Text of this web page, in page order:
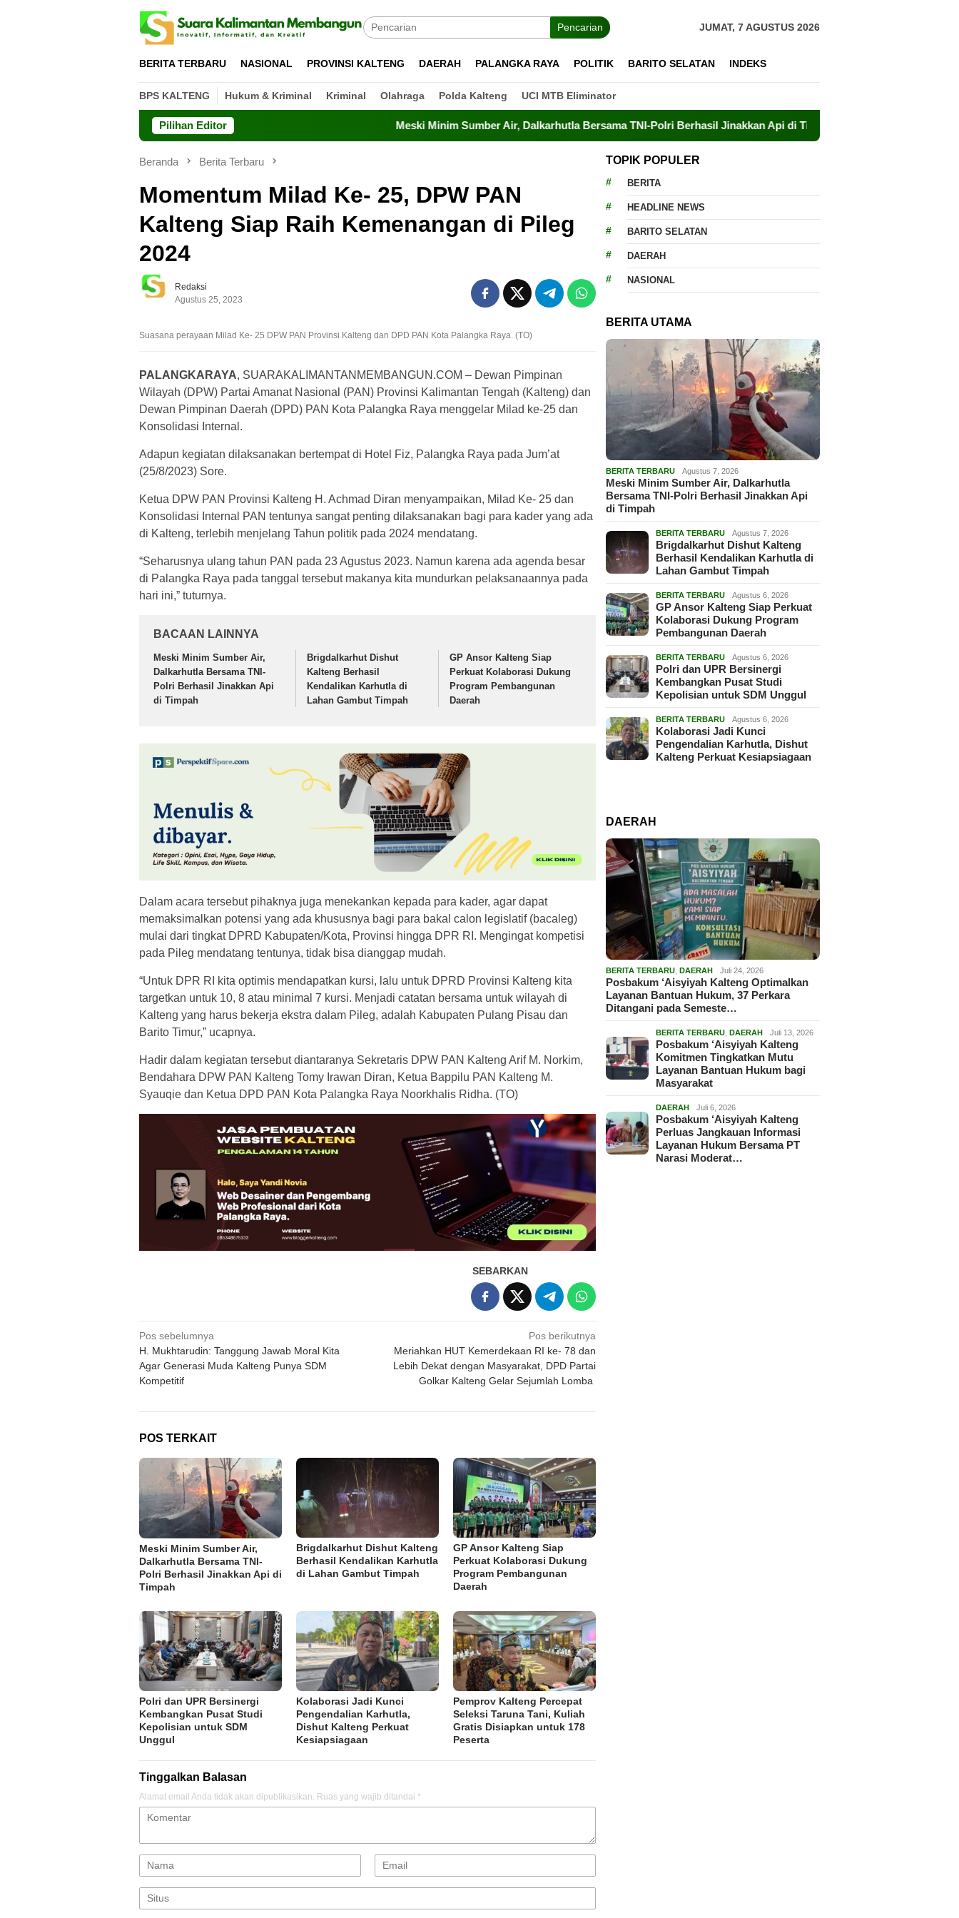
Pencarian JUMAT, 7 AGUSTUS 2026
BERITA TERBARU NASIONAL PROVINSI KALTENG DAERAH PALANGKA RAYA POLITIK BARITO SELATAN INDEKS
BPS KALTENG Hukum & Kriminal Kriminal Olahraga Polda Kalteng UCI MTB Eliminator
Pilihan Editor Meski Minim Sumber Air, Dalkarhutla Bersama TNI-Polri Berhasil Jinakkan Api di Timpah
Beranda Berita Terbaru
Momentum Milad Ke- 25, DPW PAN
Kalteng Siap Raih Kemenangan di Pileg
2024
Redaksi
Agustus 25, 2023
Suasana perayaan Milad Ke- 25 DPW PAN Provinsi Kalteng dan DPD PAN Kota Palangka Raya. (TO)
PALANGKARAYA, SUARAKALIMANTANMEMBANGUN.COM – Dewan Pimpinan
Wilayah (DPW) Partai Amanat Nasional (PAN) Provinsi Kalimantan Tengah (Kalteng) dan
Dewan Pimpinan Daerah (DPD) PAN Kota Palangka Raya menggelar Milad ke-25 dan
Konsolidasi Internal.
Adapun kegiatan dilaksanakan bertempat di Hotel Fiz, Palangka Raya pada Jum’at
(25/8/2023) Sore.
Ketua DPW PAN Provinsi Kalteng H. Achmad Diran menyampaikan, Milad Ke- 25 dan
Konsolidasi Internal PAN tentunya sangat penting dilaksanakan bagi para kader yang ada
di Kalteng, terlebih menjelang Tahun politik pada 2024 mendatang.
“Seharusnya ulang tahun PAN pada 23 Agustus 2023. Namun karena ada agenda besar
di Palangka Raya pada tanggal tersebut makanya kita mundurkan pelaksanaannya pada
hari ini,” tuturnya.
BACAAN LAINNYA
Meski Minim Sumber Air,
Dalkarhutla Bersama TNI-
Polri Berhasil Jinakkan Api
di Timpah
Brigdalkarhut Dishut
Kalteng Berhasil
Kendalikan Karhutla di
Lahan Gambut Timpah
GP Ansor Kalteng Siap
Perkuat Kolaborasi Dukung
Program Pembangunan
Daerah
Dalam acara tersebut pihaknya juga menekankan kepada para kader, agar dapat
memaksimalkan potensi yang ada khususnya bagi para bakal calon legislatif (bacaleg)
mulai dari tingkat DPRD Kabupaten/Kota, Provinsi hingga DPR RI. Mengingat kompetisi
pada Pileg mendatang tentunya, tidak bisa dianggap mudah.
“Untuk DPR RI kita optimis mendapatkan kursi, lalu untuk DPRD Provinsi Kalteng kita
targetkan untuk 10, 8 atau minimal 7 kursi. Menjadi catatan bersama untuk wilayah di
Kalteng yang harus bekerja ekstra dalam Pileg, adalah Kabupaten Pulang Pisau dan
Barito Timur,” ucapnya.
Hadir dalam kegiatan tersebut diantaranya Sekretaris DPW PAN Kalteng Arif M. Norkim,
Bendahara DPW PAN Kalteng Tomy Irawan Diran, Ketua Bappilu PAN Kalteng M.
Syauqie dan Ketua DPD PAN Kota Palangka Raya Noorkhalis Ridha. (TO)
SEBARKAN
Navigasi
pos
Pos sebelumnya
H. Mukhtarudin: Tanggung Jawab Moral Kita
Agar Generasi Muda Kalteng Punya SDM
Kompetitif
Pos berikutnya
Meriahkan HUT Kemerdekaan RI ke- 78 dan
Lebih Dekat dengan Masyarakat, DPD Partai
Golkar Kalteng Gelar Sejumlah Lomba
POS TERKAIT
Meski Minim Sumber Air,
Dalkarhutla Bersama TNI-
Polri Berhasil Jinakkan Api di
Timpah
Brigdalkarhut Dishut Kalteng
Berhasil Kendalikan Karhutla
di Lahan Gambut Timpah
GP Ansor Kalteng Siap
Perkuat Kolaborasi Dukung
Program Pembangunan
Daerah
Polri dan UPR Bersinergi
Kembangkan Pusat Studi
Kepolisian untuk SDM
Unggul
Kolaborasi Jadi Kunci
Pengendalian Karhutla,
Dishut Kalteng Perkuat
Kesiapsiagaan
Pemprov Kalteng Percepat
Seleksi Taruna Tani, Kuliah
Gratis Disiapkan untuk 178
Peserta
Tinggalkan Balasan
Alamat email Anda tidak akan dipublikasikan. Ruas yang wajib ditandai *
TOPIK POPULER
BERITA
HEADLINE NEWS
BARITO SELATAN
DAERAH
NASIONAL
BERITA UTAMA
BERITA TERBARU Agustus 7, 2026
Meski Minim Sumber Air, Dalkarhutla
Bersama TNI-Polri Berhasil Jinakkan Api
di Timpah
BERITA TERBARU Agustus 7, 2026
Brigdalkarhut Dishut Kalteng
Berhasil Kendalikan Karhutla di
Lahan Gambut Timpah
BERITA TERBARU Agustus 6, 2026
GP Ansor Kalteng Siap Perkuat
Kolaborasi Dukung Program
Pembangunan Daerah
BERITA TERBARU Agustus 6, 2026
Polri dan UPR Bersinergi
Kembangkan Pusat Studi
Kepolisian untuk SDM Unggul
BERITA TERBARU Agustus 6, 2026
Kolaborasi Jadi Kunci
Pengendalian Karhutla, Dishut
Kalteng Perkuat Kesiapsiagaan
DAERAH
BERITA TERBARU ,DAERAH Juli 24, 2026
Posbakum ‘Aisyiyah Kalteng Optimalkan
Layanan Bantuan Hukum, 37 Perkara
Ditangani pada Semeste…
BERITA TERBARU ,DAERAH Juli 13, 2026
Posbakum ‘Aisyiyah Kalteng
Komitmen Tingkatkan Mutu
Layanan Bantuan Hukum bagi
Masyarakat
DAERAH Juli 6, 2026
Posbakum ‘Aisyiyah Kalteng
Perluas Jangkauan Informasi
Layanan Hukum Bersama PT
Narasi Moderat…